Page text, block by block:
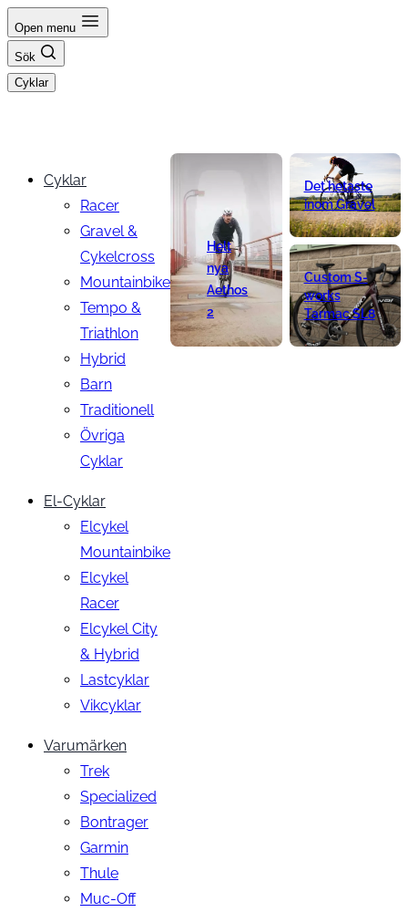
Hoppa
till
innehåll
Open menu
Sök
Cyklar
Cyklar
Racer
Gravel &
Cykelcross
Mountainbike
Tempo &
Triathlon
Hybrid
Barn
Traditionell
Övriga
Cyklar
El-Cyklar
Elcykel
Mountainbike
Elcykel
Racer
Elcykel City
& Hybrid
Lastcyklar
Vikcyklar
Varumärken
Trek
Specialized
Bontrager
Garmin
Thule
Muc-Off
Helt
nya
Aethos
2
Det hetaste
inom Gravel
Custom S-
works
Tarmac SL8